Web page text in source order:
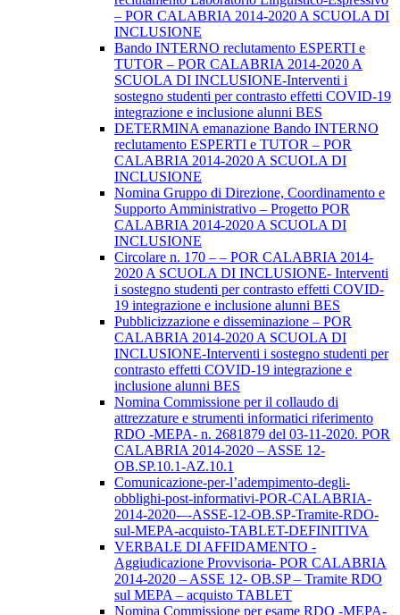
– POR CALABRIA 2014-2020 A SCUOLA DI
INCLUSIONE
Bando INTERNO reclutamento ESPERTI e
TUTOR – POR CALABRIA 2014-2020 A
SCUOLA DI INCLUSIONE-Interventi i
sostegno studenti per contrasto effetti COVID-19
integrazione e inclusione alunni BES
DETERMINA emanazione Bando INTERNO
reclutamento ESPERTI e TUTOR – POR
CALABRIA 2014-2020 A SCUOLA DI
INCLUSIONE
Nomina Gruppo di Direzione, Coordinamento e
Supporto Amministrativo – Progetto POR
CALABRIA 2014-2020 A SCUOLA DI
INCLUSIONE
Circolare n. 170 – – POR CALABRIA 2014-
2020 A SCUOLA DI INCLUSIONE- Interventi
i sostegno studenti per contrasto effetti COVID-
19 integrazione e inclusione alunni BES
Pubblicizzazione e disseminazione – POR
CALABRIA 2014-2020 A SCUOLA DI
INCLUSIONE-Interventi i sostegno studenti per
contrasto effetti COVID-19 integrazione e
inclusione alunni BES
Nomina Commissione per il collaudo di
attrezzature e strumenti informatici riferimento
RDO -MEPA- n. 2681879 del 03-11-2020. POR
CALABRIA 2014-2020 – ASSE 12-
OB.SP.10.1-AZ.10.1
Comunicazione-per-l’adempimento-degli-
obblighi-post-informativi-POR-CALABRIA-
2014-2020-–-ASSE-12-OB.SP-Tramite-RDO-
sul-MEPA-acquisto-TABLET-DEFINITIVA
VERBALE DI AFFIDAMENTO -
Aggiudicazione Provvisoria- POR CALABRIA
2014-2020 – ASSE 12- OB.SP – Tramite RDO
sul MEPA – acquisto TABLET
Nomina Commissione per esame RDO -MEPA-